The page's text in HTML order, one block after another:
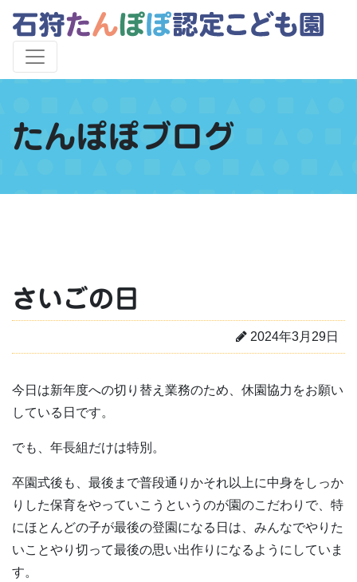
たんぽぽブログ
さいごの日
2024年3月29日
今日は新年度への切り替え業務のため、休園協力をお願い
している日です。
でも、年長組だけは特別。
卒園式後も、最後まで普段通りかそれ以上に中身をしっか
りした保育をやっていこうというのが園のこだわりで、特
にほとんどの子が最後の登園になる日は、みんなでやりた
いことやり切って最後の思い出作りになるようにしていま
す。